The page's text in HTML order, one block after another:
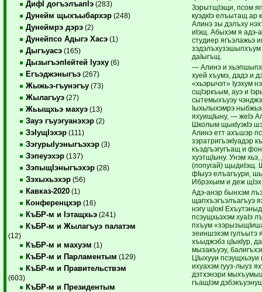
ДифI догъэлъапIэ (283)
Дунейм щыхъыбархэр (248)
Дунеймрэ дэрэ (2)
Дунейпсо Адыгэ Хасэ (1)
Дыгъуасэ (165)
ДызыгъэпIейтей Iуэху (6)
Егъэджэныгъэ (267)
Жыжьэ-гъунэгъу (73)
Жылагъуэ (27)
Жьыщхьэ махуэ (13)
Зауэ гъуэгуанэхэр (2)
ЗэIущIэхэр (111)
ЗэгурыIуэныгъэхэр (3)
Зэпеуэхэр (137)
ЗэпыщIэныгъэхэр (28)
Зэхыхьэхэр (56)
Кавказ-2020 (1)
Конференцхэр (16)
КъБР-м и Iэтащхьэ (241)
КъБР-м и Жылагъуэ палатэм
(12)
КъБР-м и махуэм (1)
КъБР-м и Парламентым (129)
КъБР-м и Правительствэм
(603)
КъБР-м и Президентым
ЗэрытщIэщи, псом
куэдкIэ елъытащ ар
Алинэ зы дэлъху
иIэщ. Абыхэм я адэ-
студиер ягъэлажьэ
даIыгъщ.
— Алинэ и
хуей хъумэ, дадэ и
«хьэрычэт» Iуэхум
сщIэркъым, ауэ и
сытемыхъуэу
Iыхьлыхэмрэ
яхуищIыну, — жеIэ
Школым щыкIуэкIэ
Алинэ етт ахъшэр
зэратригъэкIуадэр
къэдгъэгугъащ и
хуэтщIыну. Унэм
(попугай) щыдиIэщ.
фIыуэ елъагъури,
Ибрэхьим и деж
Адэ-анэр бынхэм
щапхъэгъэлъагъуэ
нэгу щIокI
псэущхьэхэм хуаIэ
пхъум
зеиншэхэм гулъытэ
хъыджэбз цIыкIур,
мызакъуэу,
ЦIыхууи псэущхьэуи
ихуахэм гууз-лыуз
дэтхэнэри
гъащIэм